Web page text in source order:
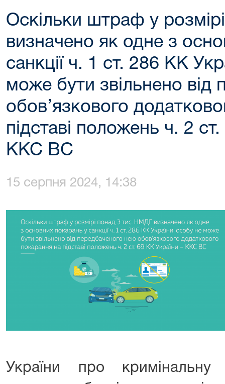
Оскільки штраф у
визначено як одне з
санкції ч. 1 ст. 286 КК
може бути звільнено від
обов’язкового
підставі положень ч. 2
ККС ВС
15 серпня 2024, 14:38
України про кримінальну